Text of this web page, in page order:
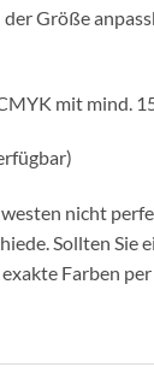
Größe
mit mind.
nicht
Sollten Sie
Farben